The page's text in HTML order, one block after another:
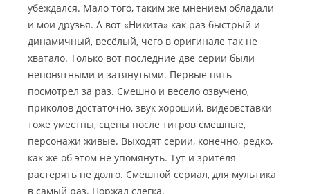
убеждался. Мало того, таким же мнением обладали
и мои друзья. А вот «Никита» как раз быстрый и
динамичный, весёлый, чего в оригинале так не
хватало. Только вот последние две серии были
непонятными и затянутыми. Первые пять
посмотрел за раз. Смешно и весело озвучено,
приколов достаточно, звук хороший, видеовставки
тоже уместны, сцены после титров смешные,
персонажи живые. Выходят серии, конечно, редко,
как же об этом не упомянуть. Тут и зрителя
растерять не долго. Смешной сериал, для мультика
в самый раз. Поржал слегка.